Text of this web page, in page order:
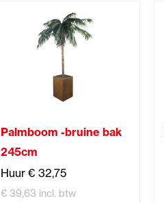
Palmboom -bruine bak
245cm
Huur € 32,75
€ 39,63 incl. btw